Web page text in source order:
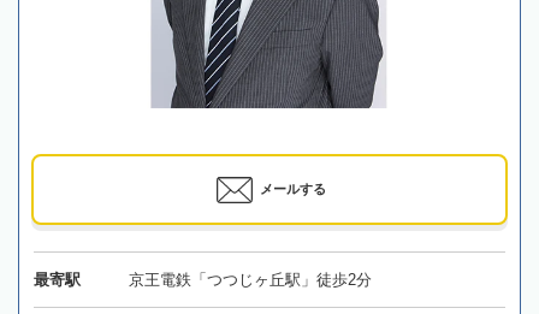
メールする
最寄駅 京王電鉄「つつじヶ丘駅」徒歩2分